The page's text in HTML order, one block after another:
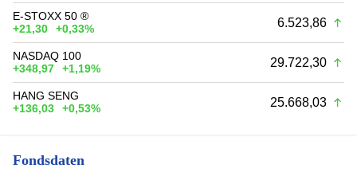
E-STOXX 50 ®
+21,30
+0,33% 6.523,86
NASDAQ 100
+348,97
+1,19% 29.722,30
HANG SENG
+136,03
+0,53% 25.668,03
Fondsdaten